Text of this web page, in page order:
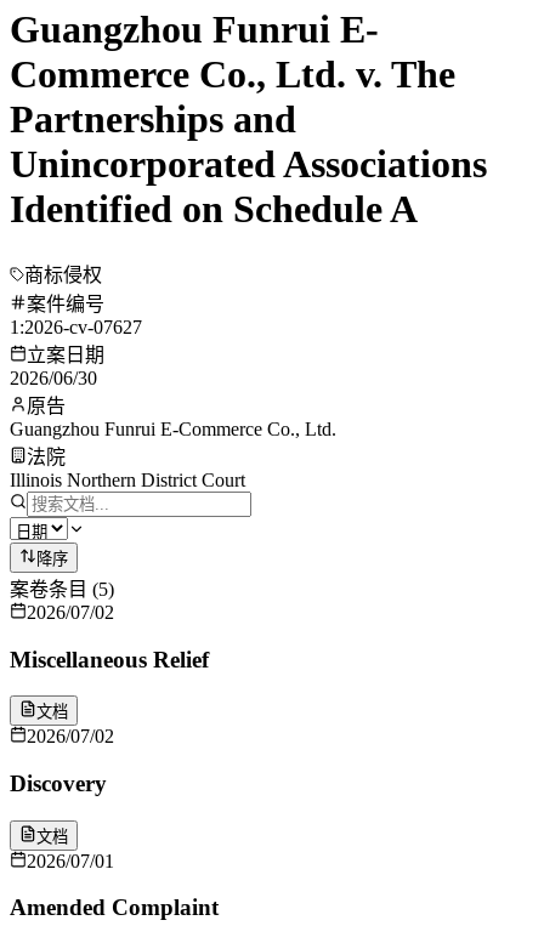
Guangzhou Funrui E-
Commerce Co., Ltd. v. The
Partnerships and
Unincorporated Associations
Identified on Schedule A
商标侵权
案件编号
1:2026-cv-07627
立案日期
2026/06/30
原告
Guangzhou Funrui E-Commerce Co., Ltd.
法院
Illinois Northern District Court
降序
案卷条目 (5)
2026/07/02
Miscellaneous Relief
文档
2026/07/02
Discovery
文档
2026/07/01
Amended Complaint